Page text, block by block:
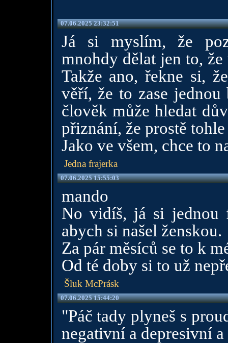
07.06.2025 23:32:51
Já si myslím, že
mnohdy dělat jen to,
Takže ano, řekne si,
věří, že to zase
člověk může hledat
přiznání, že prostě
Jako ve všem, chce to
Jedna frajerka
07.06.2025 15:55:03
mando
No vidíš, já si jednou
abych si našel ženskou.
Za pár měsíců se to k
Od té doby si to už
Šluk McPrásk
07.06.2025 15:44:20
"Páč tady plyneš s
negativní a depresivní